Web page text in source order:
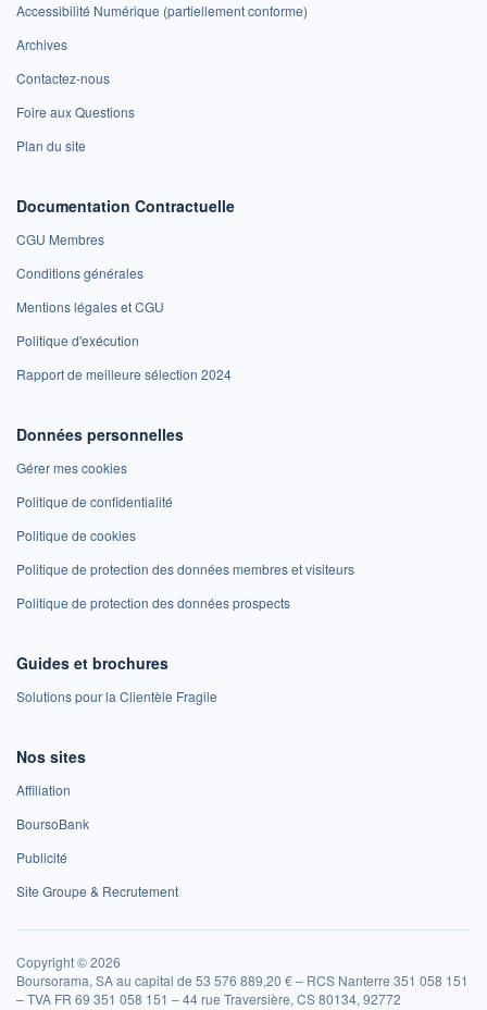
Accessibilité Numérique (partiellement conforme)
Archives
Contactez-nous
Foire aux Questions
Plan du site
Documentation Contractuelle
CGU Membres
Conditions générales
Mentions légales et CGU
Politique d'exécution
Rapport de meilleure sélection 2024
Données personnelles
Gérer mes cookies
Politique de confidentialité
Politique de cookies
Politique de protection des données membres et visiteurs
Politique de protection des données prospects
Guides et brochures
Solutions pour la Clientèle Fragile
Nos sites
Affiliation
BoursoBank
Publicité
Site Groupe & Recrutement
Copyright © 2026
Boursorama, SA au capital de 53 576 889,20 € – RCS Nanterre 351 058 151
– TVA FR 69 351 058 151 – 44 rue Traversière, CS 80134, 92772